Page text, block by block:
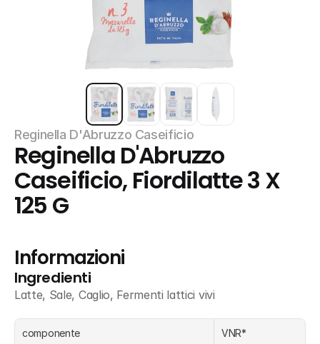
Reginella D'Abruzzo Caseificio
Reginella D'Abruzzo
Caseificio, Fiordilatte 3 X
125 G
Informazioni
Ingredienti
Latte, Sale, Caglio, Fermenti lattici vivi
componente VNR*